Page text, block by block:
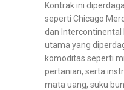
Kontrak ini
seperti Chicago
dan Intercontinental
utama yang
komoditas seperti
pertanian, serta
mata uang, suku